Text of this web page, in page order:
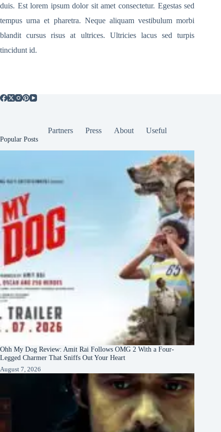
duis. Est lorem ipsum dolor sit amet consectetur. Egestas sed
tempus urna et pharetra. Neque aliquam vestibulum morbi
blandit cursus risus at ultrices. Ultricies lacus sed turpis
tincidunt id.
Partners Press About Useful
Popular Posts
Ohh My Dog Review: Amit Rai Follows OMG 2 With a Four-
Legged Charmer That Sniffs Out Your Heart
August 7, 2026